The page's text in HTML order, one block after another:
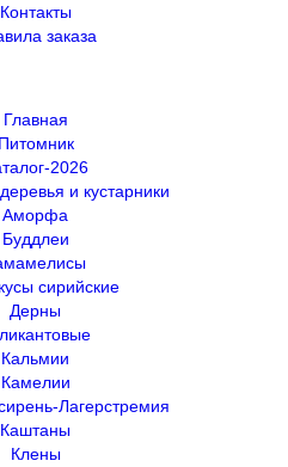
Контакты
заказа
Главная
Питомник
2026
и кустарники
Аморфа
Буддлеи
сирийские
Дерны
Кальмии
Камелии
Лагерстремия
Каштаны
Клены